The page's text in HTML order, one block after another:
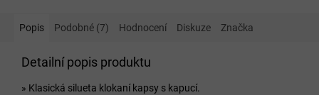
Popis Podobné (7) Hodnocení Diskuze Značka
Detailní popis produktu
» Klasická silueta klokaní kapsy s kapucí.